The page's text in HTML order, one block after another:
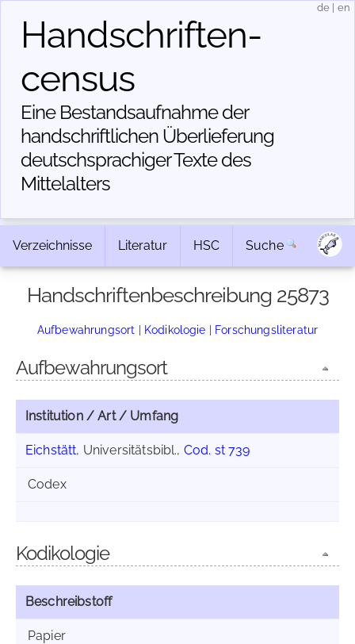
Handschriften­
census
Eine Bestandsaufnahme der
handschriftlichen Über­lieferung
deutschsprachiger Texte des
Mittelalters
de en
Verzeichnisse Literatur HSC Suche
Handschriftenbeschreibung 25873
Aufbewahrungsort | Kodikologie | Forschungsliteratur
Aufbewahrungsort
Institution / Art / Umfang
Eichstätt, Universitätsbibl., Cod. st 739
Codex
Kodikologie
Beschreibstoff
Papier